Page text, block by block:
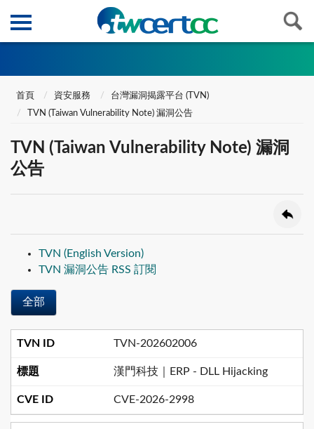
首頁 資安服務
台灣漏洞揭露平台 (TVN)
TVN (Taiwan Vulnerability Note) 漏洞公告
TVN (Taiwan Vulnerability Note) 漏洞
公告
TVN (English Version)
TVN 漏洞公告 RSS 訂閱
全部
TVN-202602006
漢門科技｜ERP - DLL Hijacking
CVE-2026-2998